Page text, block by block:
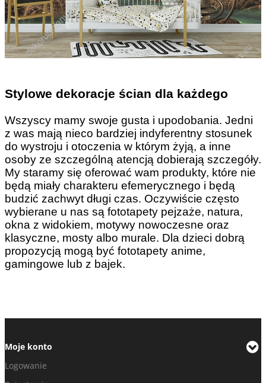
Stylowe dekoracje ścian dla każdego
Wszyscy mamy swoje gusta i upodobania. Jedni
z was mają nieco bardziej indyferentny stosunek
do wystroju i otoczenia w którym żyją, a inne
osoby ze szczególną atencją dobierają szczegóły.
My staramy się oferować wam produkty, które nie
będą miały charakteru efemerycznego i będą
budzić zachwyt długi czas. Oczywiście często
wybierane u nas są fototapety pejzaże, natura,
okna z widokiem, motywy nowoczesne oraz
klasyczne, mosty albo murale. Dla dzieci dobrą
propozycją mogą być fototapety anime,
gamingowe lub z bajek.
Moje konto
Logowanie